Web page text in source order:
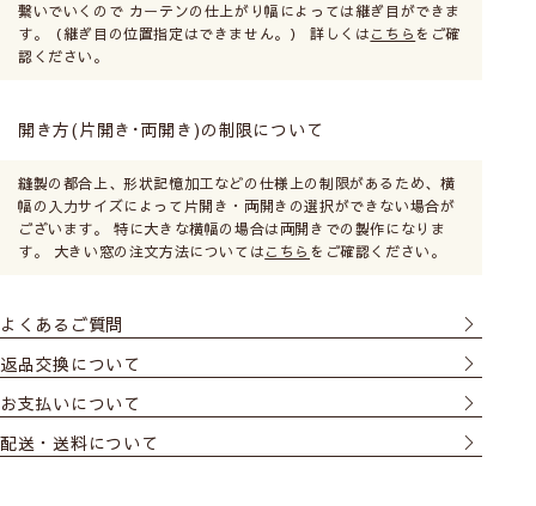
繋いでいくので カーテンの仕上がり幅によっては継ぎ目ができま
す。（継ぎ目の位置指定はできません。） 詳しくはこちら をご確
認ください。
開き方(片開き･両開き)の制限について
縫製の都合上、形状記憶加工などの仕様上の制限があるため、横
幅の入力サイズによって片開き・両開きの選択ができない場合が
ございます。 特に大きな横幅の場合は両開きでの製作になりま
す。 大きい窓の注文方法についてはこちら をご確認ください。
よくあるご質問
返品交換について
お支払いについて
配送・送料について